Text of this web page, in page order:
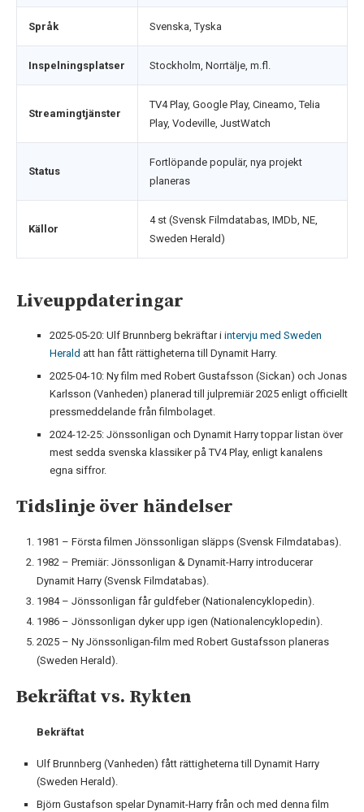
Språk Svenska, Tyska
Inspelningsplatser Stockholm, Norrtälje, m.fl.
Streamingtjänster
TV4 Play, Google Play, Cineamo, Telia
Play, Vodeville, JustWatch
Status
Fortlöpande populär, nya projekt
planeras
Källor
4 st (Svensk Filmdatabas, IMDb, NE,
Sweden Herald)
Liveuppdateringar
2025-05-20: Ulf Brunnberg bekräftar i intervju med Sweden
Herald att han fått rättigheterna till Dynamit Harry.
2025-04-10: Ny film med Robert Gustafsson (Sickan) och Jonas
Karlsson (Vanheden) planerad till julpremiär 2025 enligt officiellt
pressmeddelande från filmbolaget.
2024-12-25: Jönssonligan och Dynamit Harry toppar listan över
mest sedda svenska klassiker på TV4 Play, enligt kanalens
egna siffror.
Tidslinje över händelser
1981 – Första filmen Jönssonligan släpps (Svensk Filmdatabas).
1982 – Premiär: Jönssonligan & Dynamit-Harry introducerar
Dynamit Harry (Svensk Filmdatabas).
1984 – Jönssonligan får guldfeber (Nationalencyklopedin).
1986 – Jönssonligan dyker upp igen (Nationalencyklopedin).
2025 – Ny Jönssonligan-film med Robert Gustafsson planeras
(Sweden Herald).
Bekräftat vs. Rykten
Bekräftat
Ulf Brunnberg (Vanheden) fått rättigheterna till Dynamit Harry
(Sweden Herald).
Björn Gustafson spelar Dynamit-Harry från och med denna film